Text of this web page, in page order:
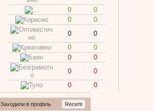
0
0
0
0
0
0
0
0
0
0
0
0
0
0
Заходили в профіль Recent